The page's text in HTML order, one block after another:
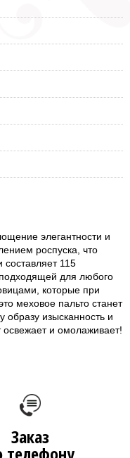
элегантности и
роспуска, что
115
для любого
которые при
меховое пальто станет
изысканность и
и омолаживает!
Заказ